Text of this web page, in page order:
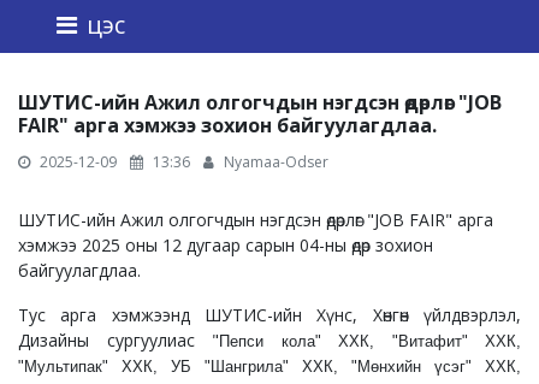
цэс
ШУТИС-ийн Ажил олгогчдын нэгдсэн өдөрлөг "JOB
FAIR" арга хэмжээ зохион байгуулагдлаа.
2025-12-09 13:36 Nyamaa-Odser
ШУТИС-ийн Ажил олгогчдын нэгдсэн өдөрлөг "JOB FAIR" арга
хэмжээ 2025 оны 12 дугаар сарын 04-ны өдөр зохион
байгуулагдлаа.
Тус арга хэмжээнд ШУТИС-ийн Хүнс, Хөнгөн үйлдвэрлэл,
Дизайны сургуулиас " Пепси кола" ХХК, "Витафит" ХХК,
"Мультипак" ХХК, УБ "Шангрила" ХХК, "Мөнхийн үсэг" ХХК,